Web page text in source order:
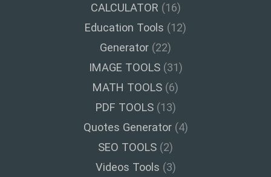
CALCULATOR (16)
Education Tools (12)
Generator (22)
IMAGE TOOLS(31)
MATH TOOLS (6)
PDF TOOLS(13)
Quotes Generator(4)
SEO TOOLS (2)
Videos Tools (3)